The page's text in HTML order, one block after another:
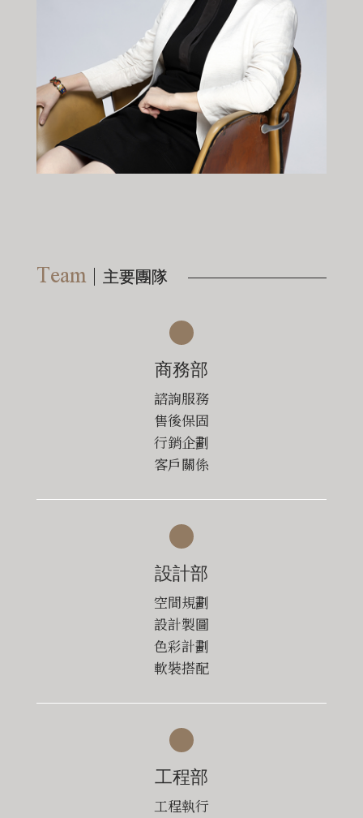
Team 主要團隊
商務部
諮詢服務
售後保固
行銷企劃
客戶關係
設計部
空間規劃
設計製圖
色彩計劃
軟裝搭配
工程部
工程執行